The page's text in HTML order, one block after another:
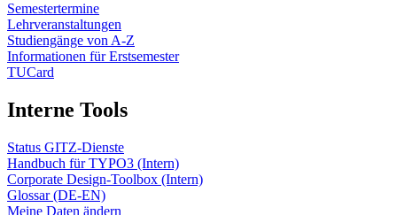
Semestertermine
Lehrveranstaltungen
Studiengänge von A-Z
Informationen für Erstsemester
TUCard
Interne Tools
Status GITZ-Dienste
Handbuch für TYPO3 (Intern)
Corporate Design-Toolbox (Intern)
Glossar (DE-EN)
Meine Daten ändern